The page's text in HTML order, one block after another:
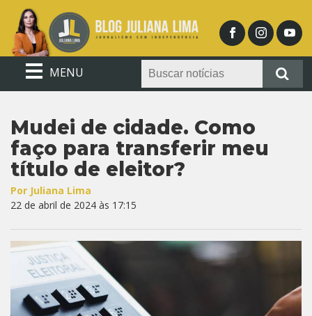
MENU
Mudei de cidade. Como
faço para transferir meu
título de eleitor?
Por Juliana Lima
22 de abril de 2024 às 17:15